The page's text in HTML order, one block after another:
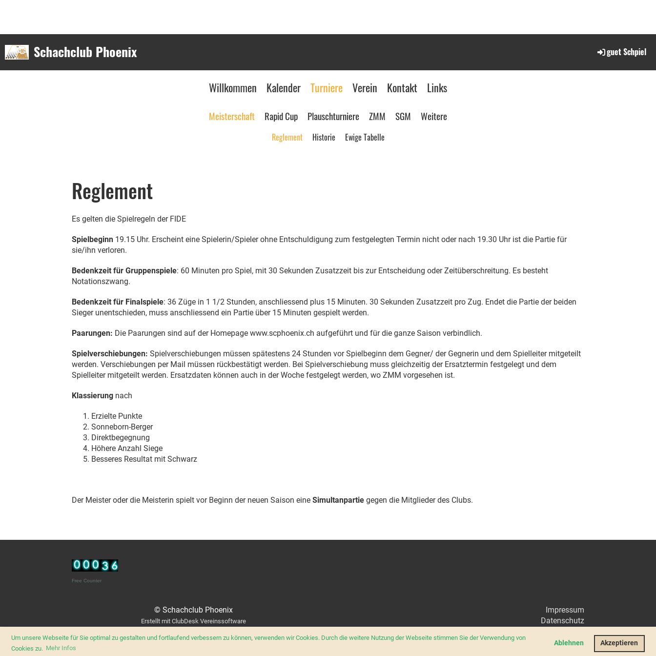
Um unsere Webseite für Sie optimal zu gestalten und fortlaufend verbessern zu können, verwenden wir Cookies. Durch die weitere Nutzung der Webseite stimmen Sie der Verwendung von
Cookies zu. Mehr Infos
Ablehnen Akzeptieren
Schachclub Phoenix guet Schpiel
Willkommen Kalender Turniere Verein Kontakt Links
Meisterschaft Rapid Cup Plauschturniere ZMM SGM Weitere
Reglement Historie Ewige Tabelle
Reglement
Es gelten die Spielregeln der FIDE
Spielbeginn 19.15 Uhr. Erscheint eine Spielerin/Spieler ohne Entschuldigung zum festgelegten Termin nicht oder nach 19.30 Uhr ist die Partie für
sie/ihn verloren.
Bedenkzeit für Gruppenspiele: 60 Minuten pro Spiel, mit 30 Sekunden Zusatzzeit bis zur Entscheidung oder Zeitüberschreitung. Es besteht
Notationszwang.
Bedenkzeit für Finalspiele: 36 Züge in 1 1/2 Stunden, anschliessend plus 15 Minuten. 30 Sekunden Zusatzzeit pro Zug. Endet die Partie der beiden
Sieger unentschieden, muss anschliessend ein Partie über 15 Minuten gespielt werden.
Paarungen: Die Paarungen sind auf der Homepage www.scphoenix.ch aufgeführt und für die ganze Saison verbindlich.
Spielverschiebungen: Spielverschiebungen müssen spätestens 24 Stunden vor Spielbeginn dem Gegner/ der Gegnerin und dem Spielleiter mitgeteilt
werden. Verschiebungen per Mail müssen rückbestätigt werden. Bei Spielverschiebung muss gleichzeitig der Ersatztermin festgelegt und dem
Spielleiter mitgeteilt werden. Ersatzdaten können auch in der Woche festgelegt werden, wo ZMM vorgesehen ist.
Klassierung nach
Erzielte Punkte
Sonneborn-Berger
Direktbegegnung
Höhere Anzahl Siege
Besseres Resultat mit Schwarz
Der Meister oder die Meisterin spielt vor Beginn der neuen Saison eine Simultanpartie gegen die Mitglieder des Clubs.
Free Counter
© Schachclub Phoenix
Erstellt mit ClubDesk Vereinssoftware
Impressum
Datenschutz